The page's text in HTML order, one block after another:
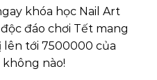
khóa học Nail Art
đáo chơi Tết mang
lên tới 7500000 của
nào!